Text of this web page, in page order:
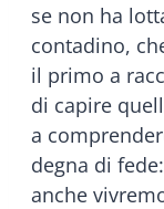
se non ha
contadino,
il primo a
di capire
a
degna di
anche